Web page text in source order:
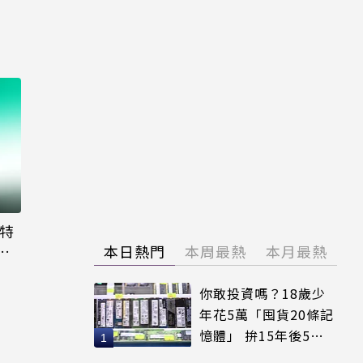
本日熱門 本周最熱 本月最熱
你敢投資嗎？18歲少
年花5萬「囤貨20條記
憶體」 拚15年後5倍